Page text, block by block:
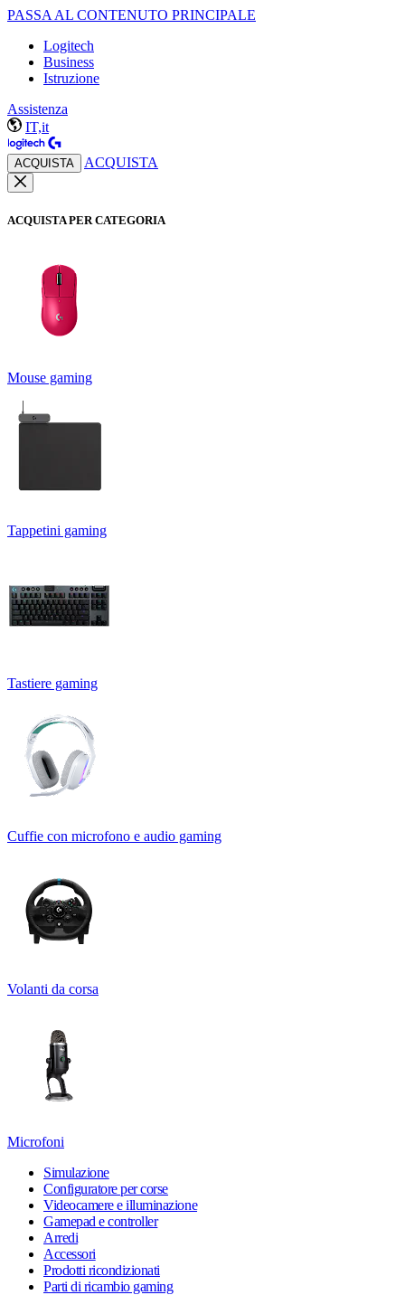
PASSA AL CONTENUTO PRINCIPALE
Logitech
Business
Istruzione
Assistenza
IT,it
ACQUISTA ACQUISTA
ACQUISTA PER CATEGORIA
Mouse gaming
Tappetini gaming
Tastiere gaming
Cuffie con microfono e audio gaming
Volanti da corsa
Microfoni
Simulazione
Configuratore per corse
Videocamere e illuminazione
Gamepad e controller
Arredi
Accessori
Prodotti ricondizionati
Parti di ricambio gaming